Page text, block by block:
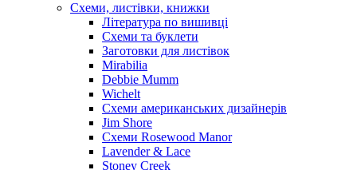
Схеми, листівки, книжки
Література по вишивці
Схеми та буклети
Заготовки для листівок
Mirabilia
Debbie Mumm
Wichelt
Схеми американських дизайнерів
Jim Shore
Cхеми Rosewood Manor
Lavender & Lace
Stoney Creek